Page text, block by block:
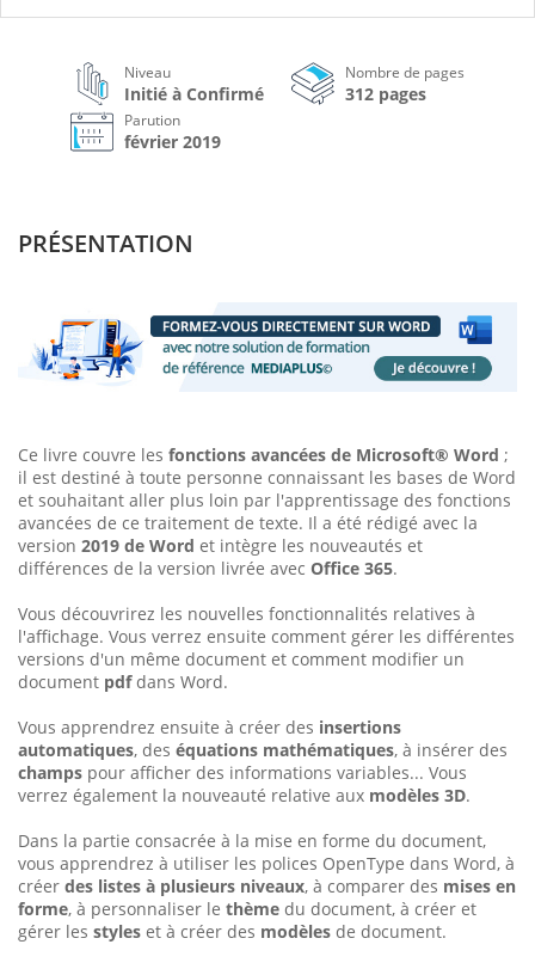
Niveau
Initié à Confirmé
Nombre de pages
312 pages
Parution
février 2019
PRÉSENTATION
Ce livre couvre les fonctions avancées de Microsoft® Word ;
il est destiné à toute personne connaissant les bases de Word
et souhaitant aller plus loin par l'apprentissage des fonctions
avancées de ce traitement de texte. Il a été rédigé avec la
version 2019 de Word et intègre les nouveautés et
différences de la version livrée avec Office 365.
Vous découvrirez les nouvelles fonctionnalités relatives à
l'affichage. Vous verrez ensuite comment gérer les différentes
versions d'un même document et comment modifier un
document pdfdans Word.
Vous apprendrez ensuite à créer des insertions
automatiques, des équations mathématiques, à insérer des
champs pour afficher des informations variables... Vous
verrez également la nouveauté relative aux modèles 3D.
Dans la partie consacrée à la mise en forme du document,
vous apprendrez à utiliser les polices OpenType dans Word, à
créer des listes à plusieurs niveaux, à comparer des mises en
forme, à personnaliser le thème du document, à créer et
gérer les styles et à créer des modèles de document.